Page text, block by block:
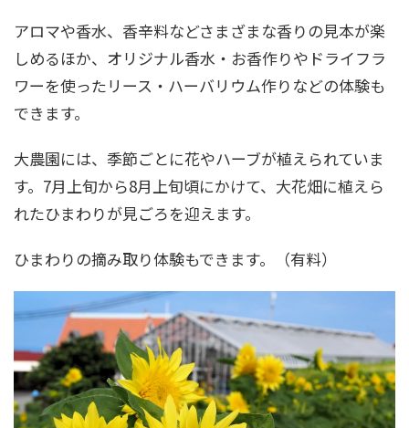
アロマや香水、香辛料などさまざまな香りの見本が楽
しめるほか、オリジナル香水・お香作りやドライフラ
ワーを使ったリース・ハーバリウム作りなどの体験も
できます。
大農園には、季節ごとに花やハーブが植えられていま
す。7月上旬から8月上旬頃にかけて、大花畑に植えら
れたひまわりが見ごろを迎えます。
ひまわりの摘み取り体験もできます。（有料）